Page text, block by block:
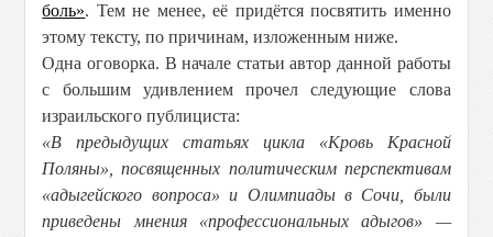
боль». Тем не менее, её придётся посвятить именно
этому тексту, по причинам, изложенным ниже.
Одна оговорка. В начале статьи автор данной работы
с большим удивлением прочел следующие слова
израильского публициста:
«В предыдущих статьях цикла «Кровь Красной
Поляны», посвященных политическим перспективам
«адыгейского вопроса» и Олимпиады в Сочи, были
приведены мнения «профессиональных адыгов» —